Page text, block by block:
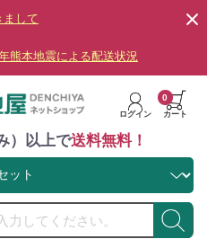
まして
熊本地震による配送状況
ログイン カート
0
）以上で送料無料！